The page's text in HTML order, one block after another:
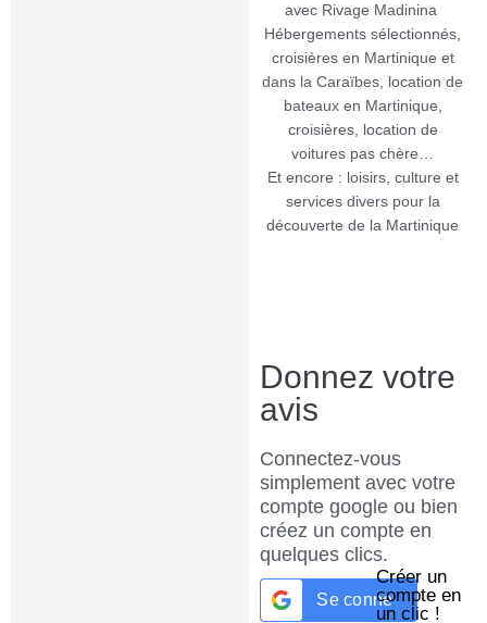
avec Rivage Madinina
Hébergements sélectionnés,
croisières en Martinique et
dans la Caraïbes, location de
bateaux en Martinique,
croisières, location de
voitures pas chère…
Et encore : loisirs, culture et
services divers pour la
découverte de la Martinique
Donnez votre
avis
Connectez-vous
simplement avec votre
compte google ou bien
créez un compte en
quelques clics.
Se connecter avec
Créer un
compte en
un clic !